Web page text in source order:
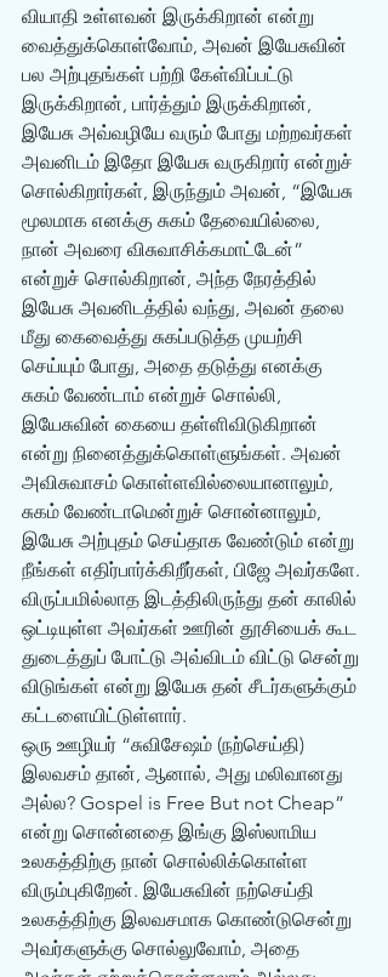
வியாதி உள்ளவன் இருக்கிறான் என்று
வைத்துக்கொள்வோம், அவன் இயேசுவின்
பல அற்புதங்கள் பற்றி கேள்விப்பட்டு
இருக்கிறான், பார்த்தும் இருக்கிறான்,
இயேசு அவ்வழியே வரும் போது மற்றவர்கள்
அவனிடம் இதோ இயேசு வருகிறார் என்றுச்
சொல்கிறார்கள், இருந்தும் அவன், “இயேசு
மூலமாக எனக்கு சுகம் தேவையில்லை,
நான் அவரை விசுவாசிக்கமாட்டேன்”
என்றுச் சொல்கிறான், அந்த நேரத்தில்
இயேசு அவனிடத்தில் வந்து, அவன் தலை
மீது கைவைத்து சுகப்படுத்த முயற்சி
செய்யும் போது, அதை தடுத்து எனக்கு
சுகம் வேண்டாம் என்றுச் சொல்லி,
இயேசுவின் கையை தள்ளிவிடுகிறான்
என்று நினைத்துக்கொள்ளுங்கள். அவன்
அவிசுவாசம் கொள்ளவில்லையானாலும்,
சுகம் வேண்டாமென்றுச் சொன்னாலும்,
இயேசு அற்புதம் செய்தாக வேண்டும் என்று
நீங்கள் எதிர்பார்க்கிறீர்கள், பிஜே அவர்களே.
விருப்பமில்லாத இடத்திலிருந்து தன் காலில்
ஒட்டியுள்ள அவர்கள் ஊரின் தூசியைக் கூட‌
துடைத்துப் போட்டு அவ்விடம் விட்டு சென்று
விடுங்கள் என்று இயேசு தன் சீடர்களுக்கும்
கட்டளையிட்டுள்ளார்.
ஒரு ஊழியர் “சுவிசேஷம் (நற்செய்தி)
இலவசம் தான், ஆனால், அது மலிவானது
அல்ல? Gospel is Free But not Cheap”
என்று சொன்னதை இங்கு இஸ்லாமிய
உலகத்திற்கு நான் சொல்லிக்கொள்ள
விரும்புகிறேன். இயேசுவின் நற்செய்தி
உலகத்திற்கு இலவசமாக கொண்டுசென்று
அவர்களுக்கு சொல்லுவோம், அதை